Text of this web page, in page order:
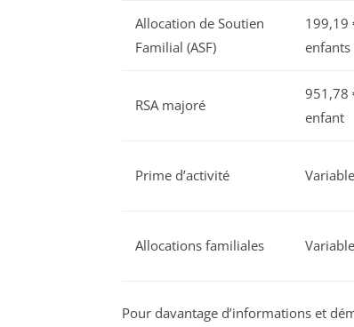
Allocation de Soutien
Familial (ASF)
199,19
RSA majoré
951,78
enfant
Prime d’activité
Allocations familiales Variable
Pour davantage d’informations et